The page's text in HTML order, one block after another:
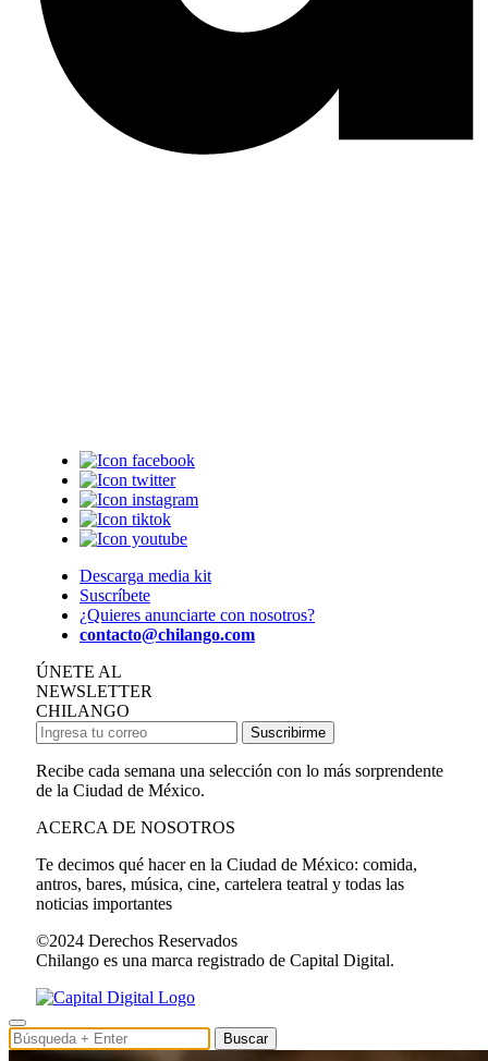
Descarga media kit
Suscríbete
¿Quieres anunciarte con nosotros?
contacto@chilango.com
ÚNETE AL
NEWSLETTER
CHILANGO
Suscribirme
Recibe cada semana una selección con lo más sorprendente
de la Ciudad de México.
ACERCA DE NOSOTROS
Te decimos qué hacer en la Ciudad de México: comida,
antros, bares, música, cine, cartelera teatral y todas las
noticias importantes
©2024 Derechos Reservados
Chilango es una marca registrado de Capital Digital.
Buscar